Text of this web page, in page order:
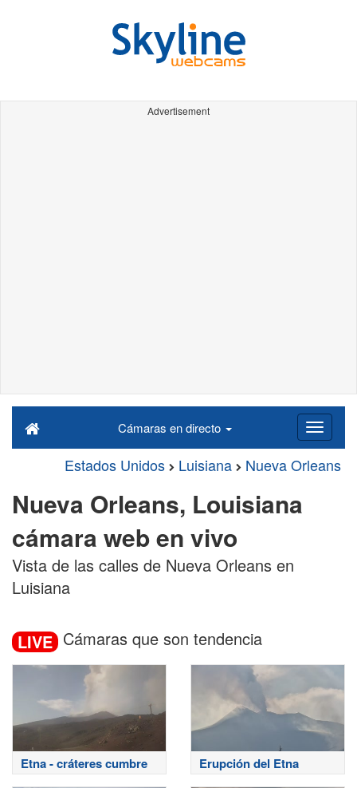
Advertisement
Cámaras en directo
Estados Unidos Luisiana Nueva Orleans
Nueva Orleans, Louisiana
cámara web en vivo
Vista de las calles de Nueva Orleans en
Luisiana
LIVE Cámaras que son tendencia
Etna - cráteres cumbre Erupción del Etna